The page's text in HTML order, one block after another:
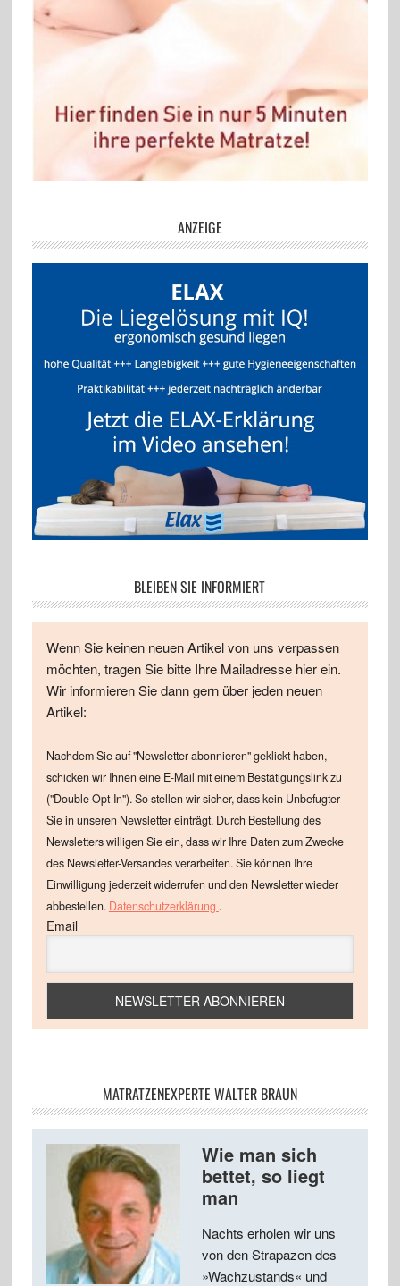
ANZEIGE
BLEIBEN SIE INFORMIERT
Wenn Sie keinen neuen Artikel von uns verpassen
möchten, tragen Sie bitte Ihre Mailadresse hier ein.
Wir informieren Sie dann gern über jeden neuen
Artikel:
Nachdem Sie auf "Newsletter abonnieren" geklickt haben,
schicken wir Ihnen eine E-Mail mit einem Bestätigungslink zu
("Double Opt-In"). So stellen wir sicher, dass kein Unbefugter
Sie in unseren Newsletter einträgt. Durch Bestellung des
Newsletters willigen Sie ein, dass wir Ihre Daten zum Zwecke
des Newsletter-Versandes verarbeiten. Sie können Ihre
Einwilligung jederzeit widerrufen und den Newsletter wieder
abbestellen. Datenschutzerklärung .
Email
MATRATZENEXPERTE WALTER BRAUN
Wie man sich
bettet, so liegt
man
Nachts erholen wir uns
von den Strapazen des
»Wachzustands« und